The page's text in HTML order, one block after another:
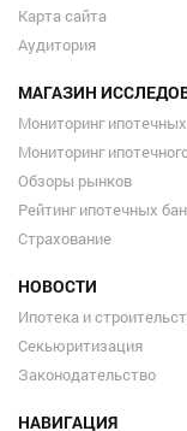
Карта сайта
Аудитория
МАГАЗИН
Мониторинг
Мониторинг
Обзоры рынков
Рейтинг ипотечных
Страхование
НОВОСТИ
Ипотека и
Секьюритизация
Законодательство
НАВИГАЦИЯ